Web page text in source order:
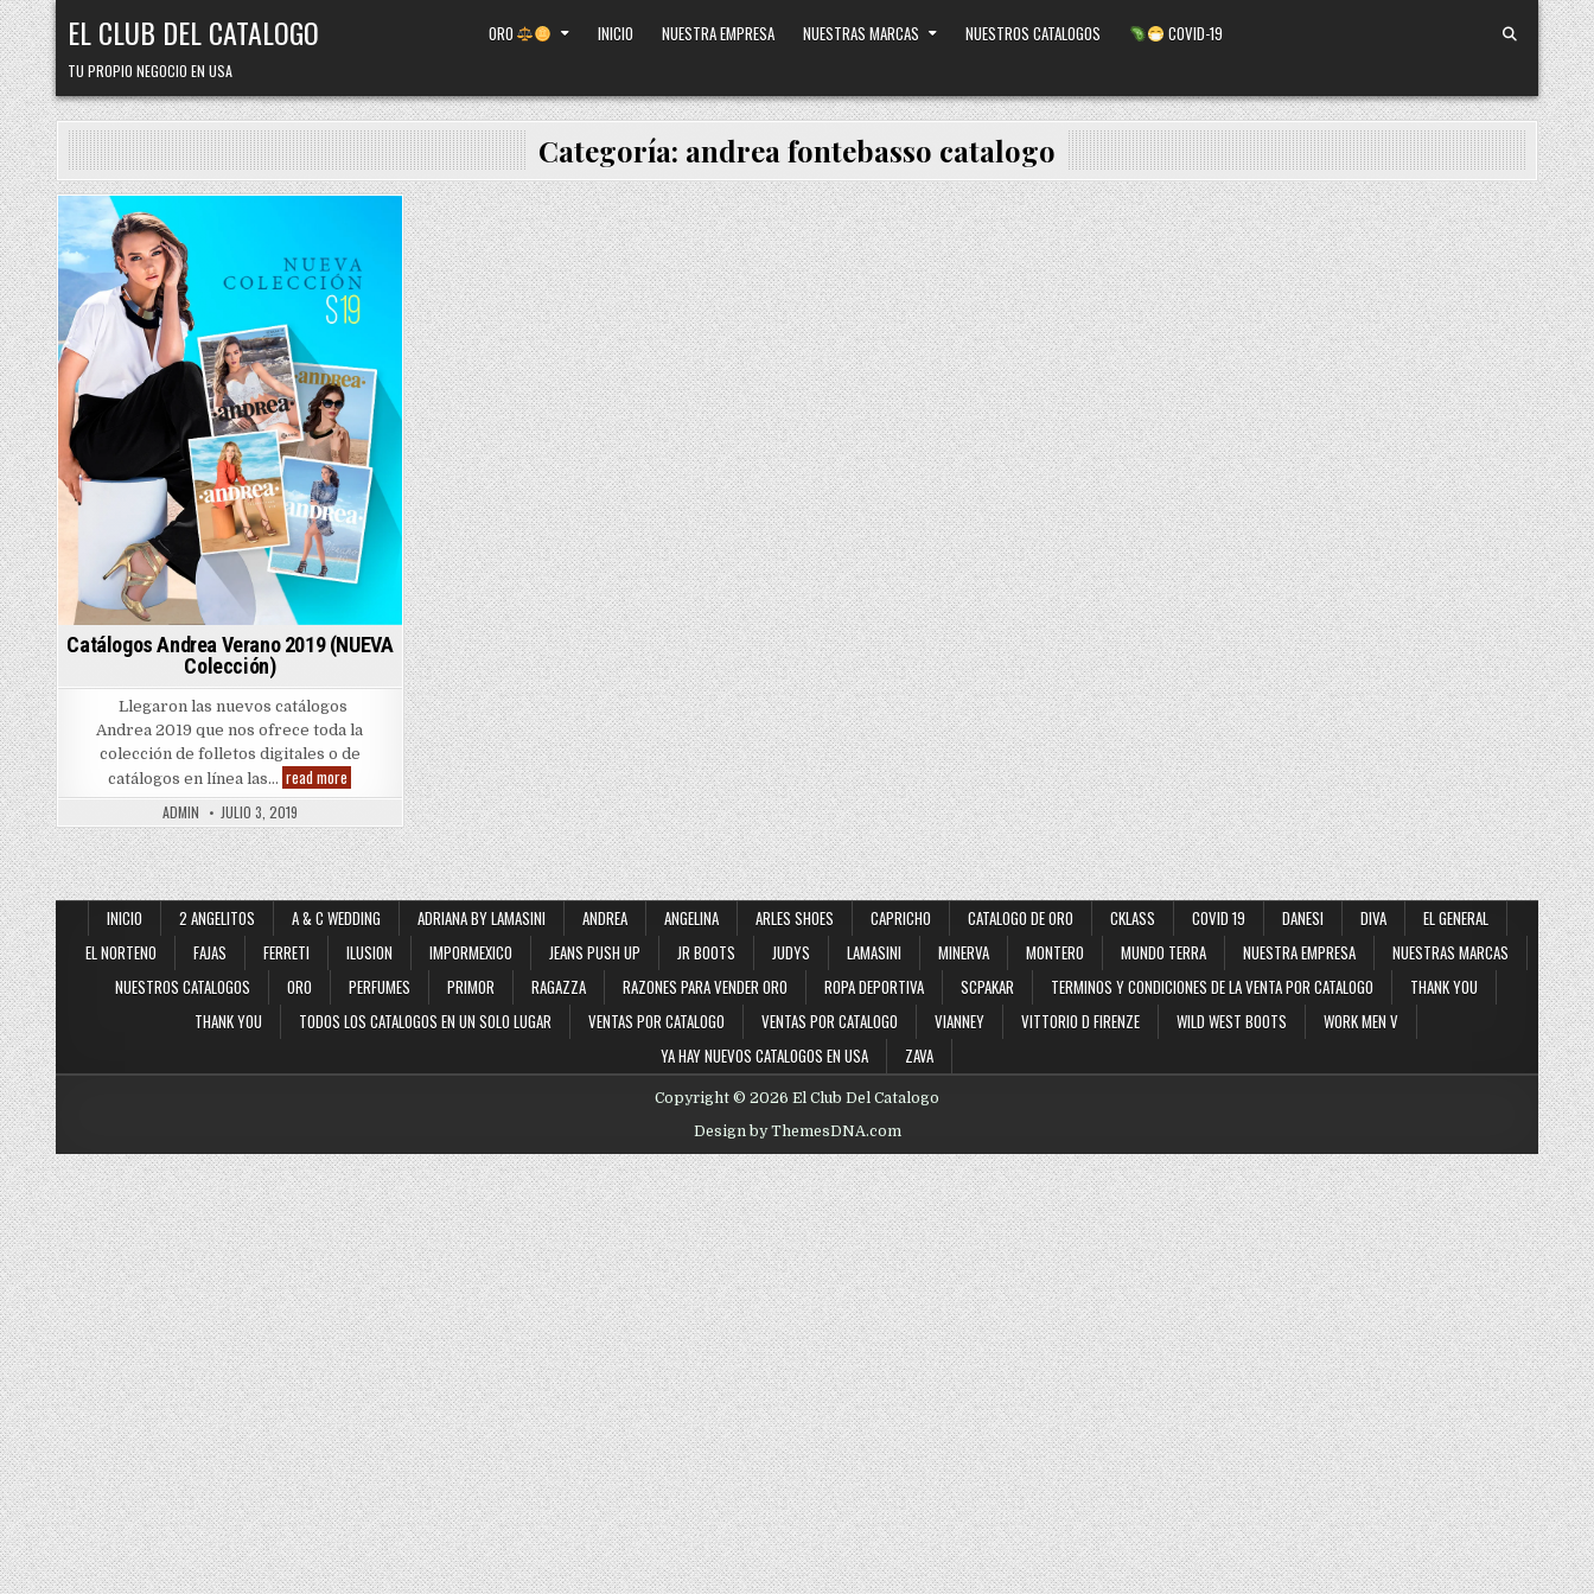
Skip
to
content
EL CLUB DEL CATALOGO
TU PROPIO NEGOCIO EN USA
ORO INICIO NUESTRA EMPRESA NUESTRAS MARCAS NUESTROS CATALOGOS COVID-19
Categoría: andrea fontebasso catalogo
Posted
in
Catálogos Andrea Verano 2019 (NUEVA
Colección)
Llegaron las nuevos catálogos
Andrea 2019 que nos ofrece toda la
colección de folletos digitales o de
catálogos en línea las… read more Catálogos
Andrea
2019
(NUEVA
Colección)
ADMIN JULIO 3, 2019
INICIO 2 ANGELITOS A & C WEDDING ADRIANA BY LAMASINI ANDREA ANGELINA ARLES SHOES CAPRICHO CATALOGO DE ORO CKLASS COVID 19 DANESI DIVA
EL GENERAL
EL NORTENO
FAJAS FERRETI ILUSION IMPORMEXICO JEANS PUSH UP JR BOOTS JUDYS LAMASINI MINERVA MONTERO MUNDO TERRA NUESTRA EMPRESA
NUESTRAS MARCAS
NUESTROS CATALOGOS
ORO PERFUMES PRIMOR RAGAZZA RAZONES PARA VENDER ORO ROPA DEPORTIVA SCPAKAR TERMINOS Y CONDICIONES DE LA VENTA POR CATALOGO
THANK YOU
THANK YOU
TODOS LOS CATALOGOS EN UN SOLO LUGAR VENTAS POR CATALOGO VENTAS POR CATALOGO VIANNEY VITTORIO D FIRENZE WILD WEST BOOTS
WORK MEN V
YA HAY NUEVOS CATALOGOS EN USA
ZAVA
Copyright © 2026 El Club Del Catalogo
Design by ThemesDNA.com